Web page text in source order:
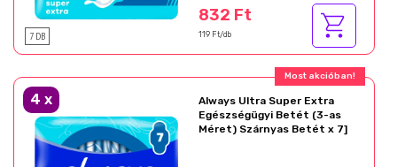
7 DB
832 Ft
119 Ft/db
Most akcióban!
4 x
Always Ultra Super Extra
Egészségügyi Betét (3-as
Méret) Szárnyas Betét x 7]